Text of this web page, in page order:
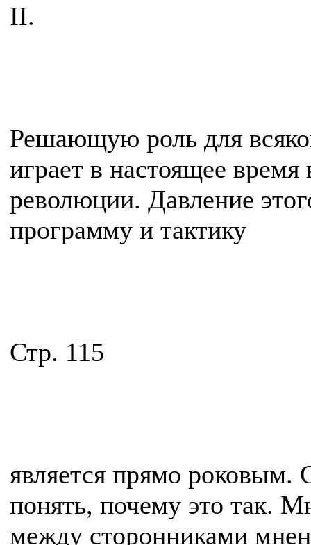
II.
Решающую роль для
играет в настоящее
революции. Давление
программу и тактику
Стр. 115
является прямо роковым.
понять, почему это так.
между сторонниками